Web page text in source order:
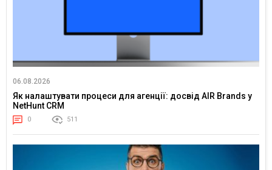
06.08.2026
Як налаштувати процеси для агенції: досвід AIR Brands у
NetHunt CRM
0 511